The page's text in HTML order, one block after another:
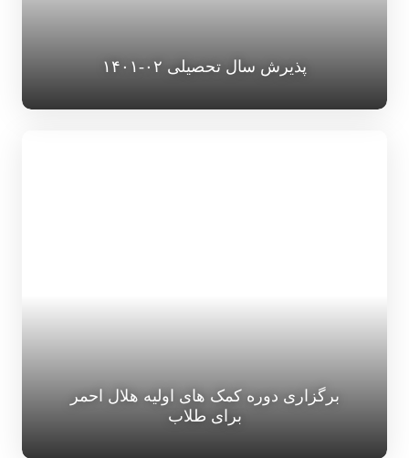
پذیرش سال تحصیلی ۰۲-۱۴۰۱
برگزاری دوره کمک های اولیه هلال احمر
برای طلاب